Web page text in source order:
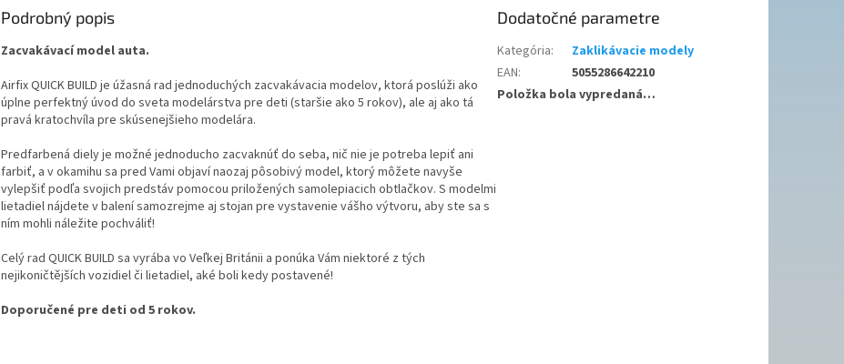
Podrobný popis
Zacvakávací model auta.
Airfix QUICK BUILD je úžasná rad jednoduchých zacvakávacia modelov, ktorá poslúži ako
úplne perfektný úvod do sveta modelárstva pre deti (staršie ako 5 rokov), ale aj ako tá
pravá kratochvíla pre skúsenejšieho modelára.
Predfarbená diely je možné jednoducho zacvaknúť do seba, nič nie je potreba lepiť ani
farbiť, a v okamihu sa pred Vami objaví naozaj pôsobivý model, ktorý môžete navyše
vylepšiť podľa svojich predstáv pomocou priložených samolepiacich obtlačkov. S modelmi
lietadiel nájdete v balení samozrejme aj stojan pre vystavenie vášho výtvoru, aby ste sa s
ním mohli náležite pochváliť!
Celý rad QUICK BUILD sa vyrába vo Veľkej Británii a ponúka Vám niektoré z tých
nejikoničtějších vozidiel či lietadiel, aké boli kedy postavené!
Doporučené pre deti od 5 rokov.
Dodatočné parametre
Kategória:
Zaklikávacie modely
EAN:
5055286642210
Položka bola vypredaná…